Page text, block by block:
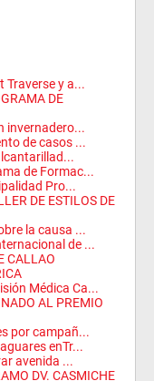
Traverse y a...
DE
invernadero...
de casos ...
de Formac...
Pro...
DE ESTILOS DE
la causa ...
de ...
CALLAO
Médica Ca...
AL PREMIO
por campañ...
enTr...
avenida ...
DV. CASMICHE